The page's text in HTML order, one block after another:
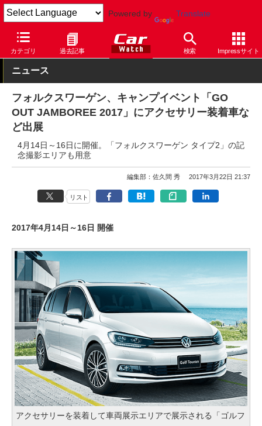
Powered by Translate
カテゴリ 過去記事 検索 Impressサイト
Car Watch 自動車 フォルクスワーゲン その他
ニュース
フォルクスワーゲン、キャンプイベント「GO
OUT JAMBOREE 2017」にアクセサリー装着車な
ど出展
4月14日～16日に開催。「フォルクスワーゲン タイプ2」の記
念撮影エリアも用意
編集部：佐久間 秀 2017年3月22日 21:37
リスト
2017年4月14日～16日 開催
アクセサリーを装着して車両展示エリアで展示される「ゴルフ